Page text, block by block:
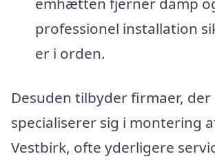
professionel installation
er i orden.
Desuden tilbyder firmaer, der
specialiserer sig i montering
Vestbirk, ofte yderligere